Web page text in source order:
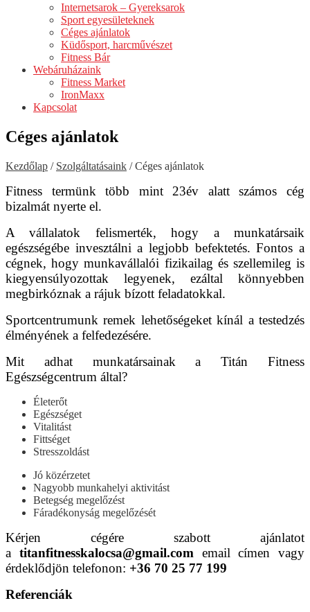
Internetsarok – Gyereksarok
Sport egyesületeknek
Céges ajánlatok
Küdősport, harcművészet
Fitness Bár
Webáruházaink
Fitness Market
IronMaxx
Kapcsolat
Céges ajánlatok
Kezdőlap / Szolgáltatásaink /Céges ajánlatok
Fitness termünk több mint 23év alatt számos cég
bizalmát nyerte el.
A vállalatok felismerték, hogy a munkatársaik
egészségébe invesztálni a legjobb befektetés. Fontos a
cégnek, hogy munkavállalói fizikailag és szellemileg is
kiegyensúlyozottak legyenek, ezáltal könnyebben
megbirkóznak a rájuk bízott feladatokkal.
Sportcentrumunk remek lehetőségeket kínál a testedzés
élményének a felfedezésére.
Mit adhat munkatársainak a Titán Fitness
Egészségcentrum által?
Életerőt
Egészséget
Vitalitást
Fittséget
Stresszoldást
Jó közérzetet
Nagyobb munkahelyi aktivitást
Betegség megelőzést
Fáradékonyság megelőzését
Kérjen cégére szabott ajánlatot
a titanfitnesskalocsa@gmail.com email címen vagy
érdeklődjön telefonon: +36 70 25 77 199
Referenciák